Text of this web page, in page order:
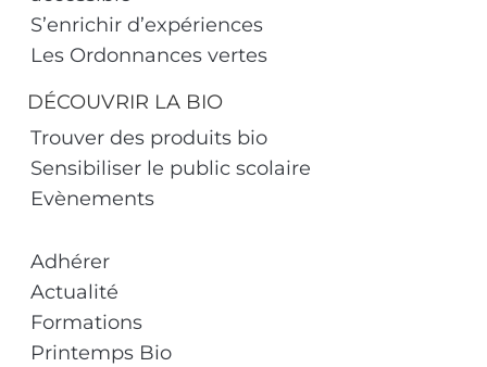
S’enrichir d’expériences
Les Ordonnances vertes
DÉCOUVRIR LA BIO
Trouver des produits bio
Sensibiliser le public scolaire
Evènements
Adhérer
Actualité
Formations
Printemps Bio